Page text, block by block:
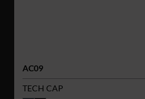
AC09
TECH CAP